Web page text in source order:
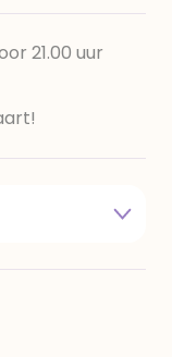
21.00 uur
(sojalecithine),
emulgator: